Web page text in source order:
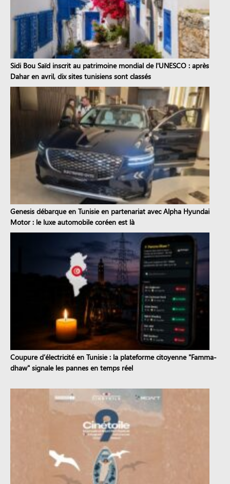
Sidi Bou Saïd inscrit au patrimoine mondial de l'UNESCO : après
Dahar en avril, dix sites tunisiens sont classés
Genesis débarque en Tunisie en partenariat avec Alpha Hyundai
Motor : le luxe automobile coréen est là
Coupure d’électricité en Tunisie : la plateforme citoyenne "Famma-
dhaw" signale les pannes en temps réel